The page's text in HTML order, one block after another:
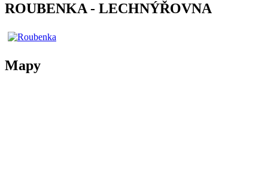
ROUBENKA - LECHNÝŘOVNA
Mapy